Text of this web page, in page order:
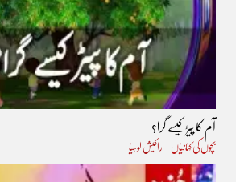
آم کا پیڑ کیسے گرا؟
بچوں کی کہانیاں راکیش لوہیا